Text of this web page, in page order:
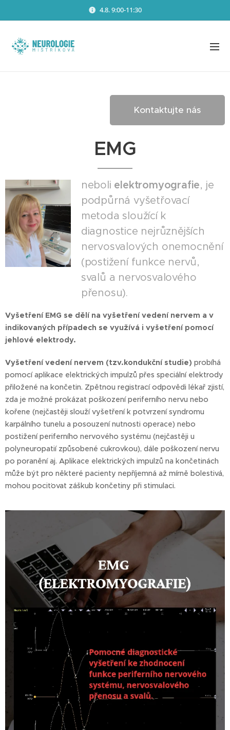
4.8. 9:00-11:30
Kontaktujte nás
EMG
neboli elektromyografie, je
podpůrná vyšetřovací
metoda sloužící k
diagnostice nejrůznějších
nervosvalových onemocnění
(postižení funkce nervů,
svalů a nervosvalového
přenosu).
Vyšetření EMG se dělí na vyšetření vedení nervem a v
indikovaných případech se využívá i vyšetření pomocí
jehlové elektrody.
Vyšetření vedení nervem (tzv.kondukční studie) probíhá
pomocí aplikace elektrických impulzů přes speciální elektrody
přiložené na končetin. Zpětnou registrací odpovědi lékař zjistí,
zda je možné prokázat poškození periferního nervu nebo
kořene (nejčastěji slouží vyšetření k potvrzení syndromu
karpálního tunelu a posouzení nutnosti operace) nebo
postižení periferního nervového systému (nejčastěji u
polyneuropatií způsobené cukrovkou), dále poškození nervu
po poranění aj. Aplikace elektrických impulzů na končetinách
může být pro některé pacienty nepříjemná až mírně bolestivá,
mohou pociťovat záškub končetiny při stimulaci.